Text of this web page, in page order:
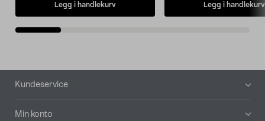
Legg i handlekurv Legg i handlekurv
Bunntekst
Kundeservice
Min konto